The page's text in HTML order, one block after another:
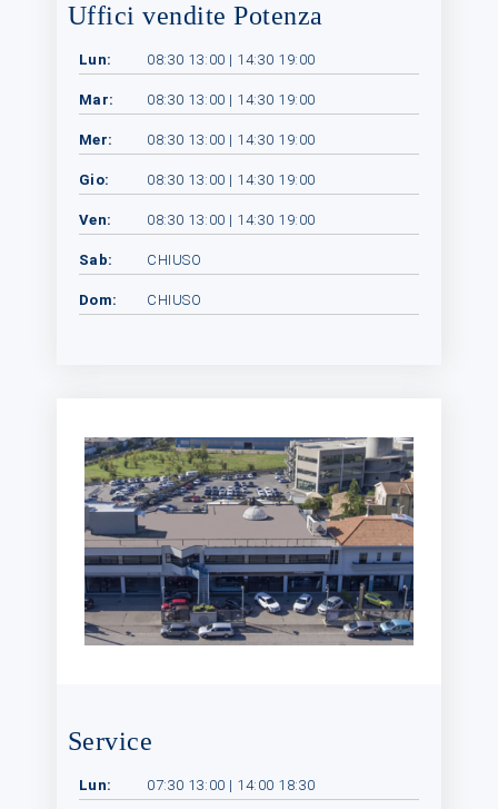
Uffici vendite Potenza
Lun: 08:30 13:00 | 14:30 19:00
Mar: 08:30 13:00 | 14:30 19:00
Mer: 08:30 13:00 | 14:30 19:00
Gio: 08:30 13:00 | 14:30 19:00
Ven: 08:30 13:00 | 14:30 19:00
Sab: CHIUSO
Dom: CHIUSO
Service
Lun: 07:30 13:00 | 14:00 18:30